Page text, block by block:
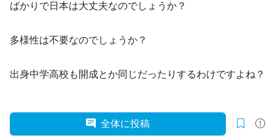
ばかりで日本は大丈夫なのでしょうか？
多様性は不要なのでしょうか？
出身中学高校も開成とか同じだったりするわけですよね？
全体に投稿